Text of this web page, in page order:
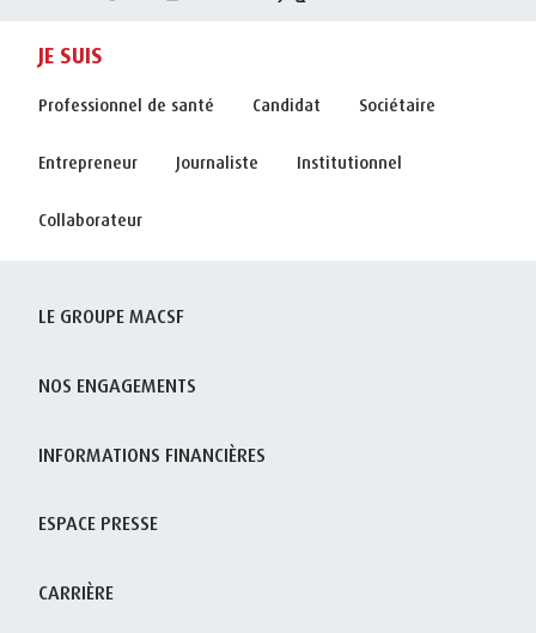
JE SUIS
Professionnel de santé Candidat Sociétaire
Entrepreneur Journaliste Institutionnel
Collaborateur
LE GROUPE MACSF
NOS ENGAGEMENTS
INFORMATIONS FINANCIÈRES
ESPACE PRESSE
CARRIÈRE